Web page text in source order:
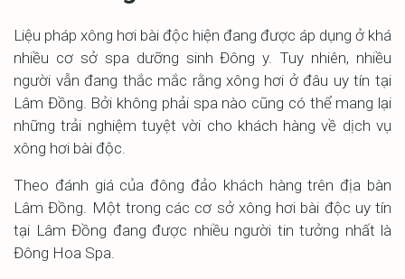
Liệu pháp xông hơi bài độc hiện đang được áp dụng ở khá
nhiều cơ sở spa dưỡng sinh Đông y. Tuy nhiên, nhiều
người vẫn đang thắc mắc rằng xông hơi ở đâu uy tín tại
Lâm Đồng. Bởi không phải spa nào cũng có thể mang lại
những trải nghiệm tuyệt vời cho khách hàng về dịch vụ
xông hơi bài độc.
Theo đánh giá của đông đảo khách hàng trên địa bàn
Lâm Đồng. Một trong các cơ sở xông hơi bài độc uy tín
tại Lâm Đồng đang được nhiều người tin tưởng nhất là
Đông Hoa Spa.